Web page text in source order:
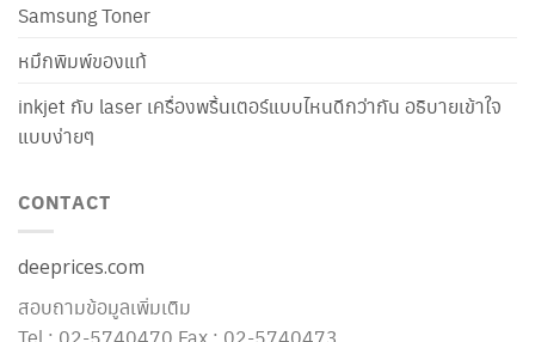
Samsung Toner
หมึกพิมพ์ของแท้
inkjet กับ laser เครื่องพริ้นเตอร์แบบไหนดีกว่ากัน อธิบายเข้าใจ
แบบง่ายๆ
CONTACT
deeprices.com
สอบถามข้อมูลเพิ่มเติม